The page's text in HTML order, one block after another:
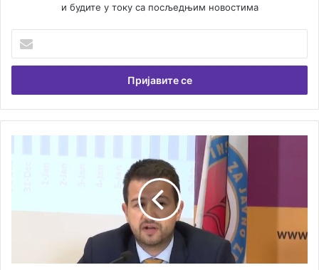
и будите у току са посљедњим новостима
Вашу
емаил